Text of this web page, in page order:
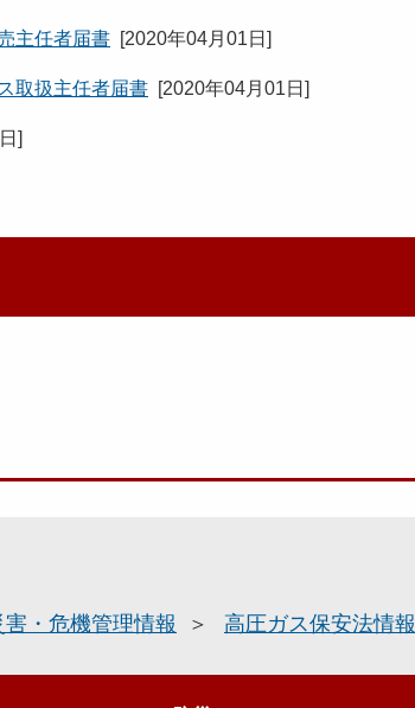
主任者届書 [2020年04月01日 ]
扱主任者届書 [2020年04月01日 ]
]
害・危機管理情報 高圧ガス保安法情報